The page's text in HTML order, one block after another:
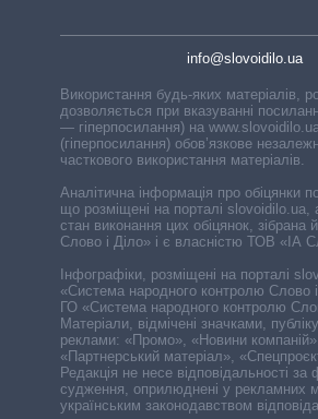
info@slovoidilo.ua
Використання будь-яких матеріалів,
дозволяється при вказуванні
— гіперпосилання) на
(гіперпосилання) обов’язкове
часткового використання матеріалів.
Аналітична інформація про обіцянки
що розміщені на порталі slovoidilo.ua,
стан виконання цих обіцянок, зібрана
Слово і Діло» і є власністю ТОВ «ІА
Інфографіки, розміщені на порталі
«Система народного контролю Слово і
ГО «Система народного контролю
Матеріали, відмічені значками,
реклами: «Промо», «Новини
«Партнерський матеріал»,
Редакція не несе відповідальності за
судження, оприлюднені у рекламних
українським законодавством